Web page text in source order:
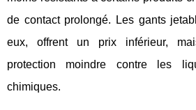
de contact prolongé. Les gants
eux, offrent un prix inférieur,
protection moindre contre les
chimiques.